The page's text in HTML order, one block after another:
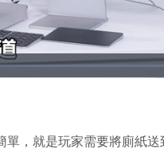
，就是玩家需要將廁紙送